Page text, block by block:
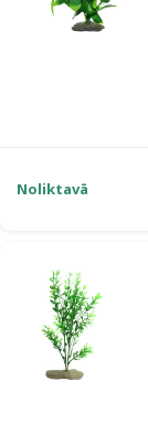
Noliktavā